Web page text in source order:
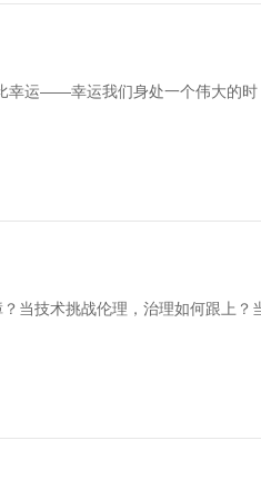
幸运——幸运我们身处一个伟大的时
当技术挑战伦理，治理如何跟上？